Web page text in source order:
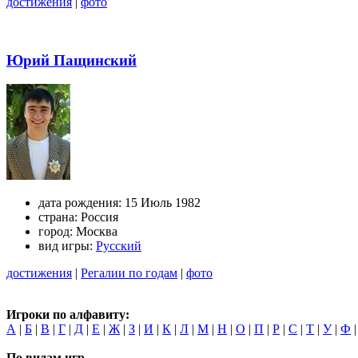
Юрий Пащинский
дата рождения: 15 Июль 1982
страна: Россия
город: Москва
вид игры: Русский
достижения | Регалии по годам | фото
Игроки по алфавиту:
А | Б | В | Г | Д | Е | Ж | З | И | К | Л | М | Н | О | П | Р | С | Т | У| Ф |